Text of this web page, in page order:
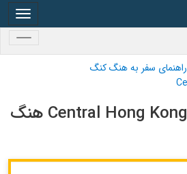
راهنمای سفر به هنگ کنگ
هتل های منطقه Central Hong Kong هنگ